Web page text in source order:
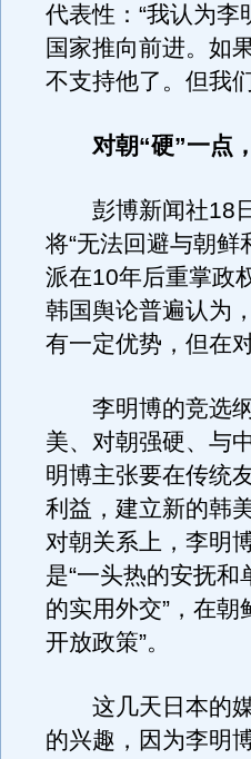
代表性：“我认为
国家推向前进。如
不支持他了。但我
对朝“硬”一点，
彭博新闻社18日
将“无法回避与朝鲜
派在10年后重掌政
韩国舆论普遍认为
有一定优势，但在
李明博的竞选纲
美、对朝强硬、与
明博主张要在传统
利益，建立新的韩
对朝关系上，李明
是“一头热的安抚和
的实用外交”，在
开放政策”。
这几天日本的媒
的兴趣，因为李明